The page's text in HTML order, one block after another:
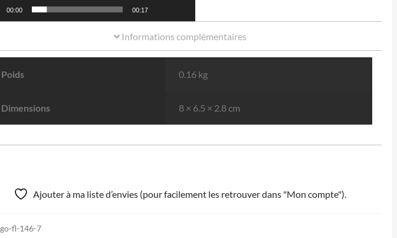
00:00 00:17
Informations complémentaires
Poids 0.16 kg
Dimensions 8 × 6.5 × 2.8 cm
Ajouter à ma liste d’envies (pour facilement les retrouver dans "Mon compte").
go-fl-146-7